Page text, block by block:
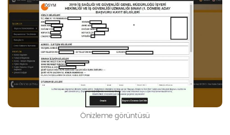
Önizleme görüntüsü